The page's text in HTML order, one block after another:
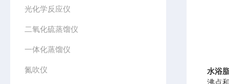
光化学反应仪
二氧化硫蒸馏仪
一体化蒸馏仪
氮吹仪
水浴
沸点